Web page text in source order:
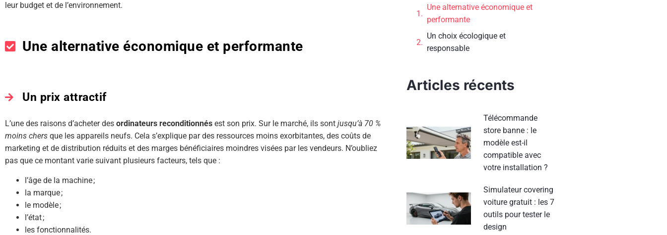
leur budget et de l’environnement.
Une alternative économique et performante
Un prix attractif
L’une des raisons d’acheter des ordinateurs reconditionnés est son prix. Sur le marché, ils sont jusqu’à 70 %
moins chers que les appareils neufs. Cela s’explique par des ressources moins exorbitantes, des coûts de
marketing et de distribution réduits et des marges bénéficiaires moindres visées par les vendeurs. N’oubliez
pas que ce montant varie suivant plusieurs facteurs, tels que :
l’âge de la machine ;
la marque ;
le modèle ;
l’état ;
les fonctionnalités.
Une alternative économique et
performante
Un choix écologique et
responsable
Articles récents
Télécommande
store banne : le
modèle est-il
compatible avec
votre installation ?
Simulateur covering
voiture gratuit : les 7
outils pour tester le
design